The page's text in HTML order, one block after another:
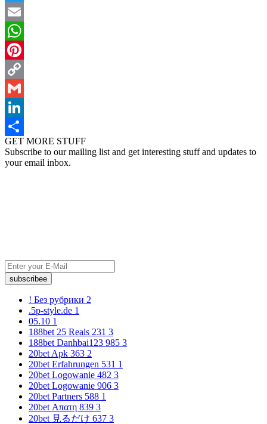
Twitter
Email
WhatsApp
Pinterest
Copy
Link
Gmail
LinkedIn
Share
GET MORE STUFF
Subscribe to our mailing list and get interesting stuff and updates to
your email inbox.
subscribee
! Без рубрики 2
.5p-style.de 1
05.10 1
188bet 25 Reais 231 3
188bet Danhbai123 985 3
20bet Apk 363 2
20bet Erfahrungen 531 1
20bet Logowanie 482 3
20bet Logowanie 906 3
20bet Partners 588 1
20bet Απατη 839 3
20bet 見るだけ 637 3